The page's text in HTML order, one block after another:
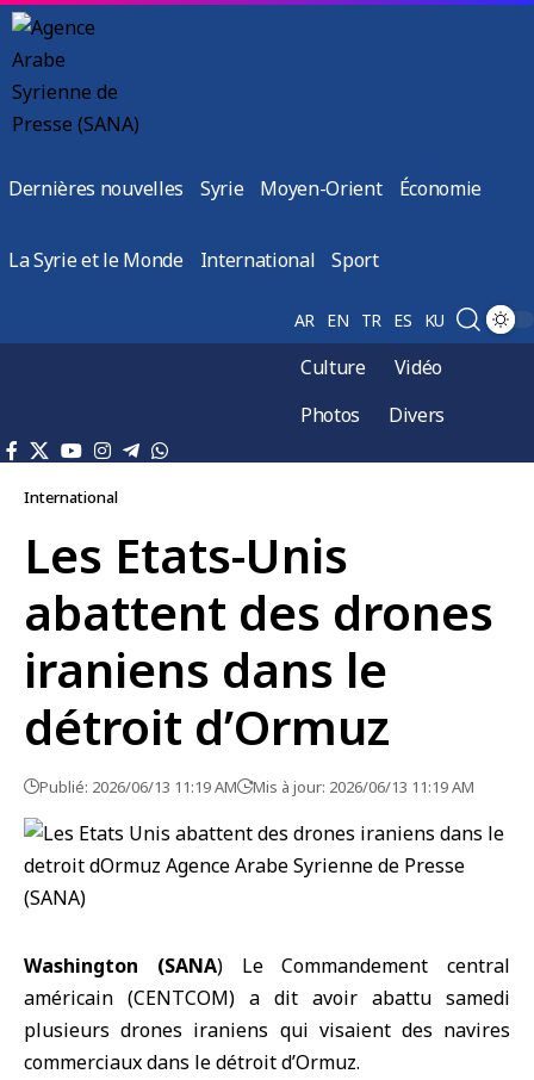
Dernières nouvelles Syrie Moyen-Orient Économie
La Syrie et le Monde International Sport
AR EN TR ES KU
Culture
Vidéo
Photos
Divers
International
Les Etats-Unis
abattent des drones
iraniens dans le
détroit d’Ormuz
Publié: 2026/06/13 11:19 AM Mis à jour: 2026/06/13 11:19 AM
Washington (SANA) Le Commandement central
américain (CENTCOM) a dit avoir abattu samedi
plusieurs drones iraniens qui visaient des navires
commerciaux dans le détroit d’Ormuz.